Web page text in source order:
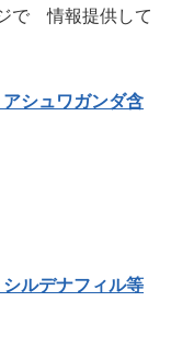
で 情報提供して
シュワガンダ含
ルデナフィル等